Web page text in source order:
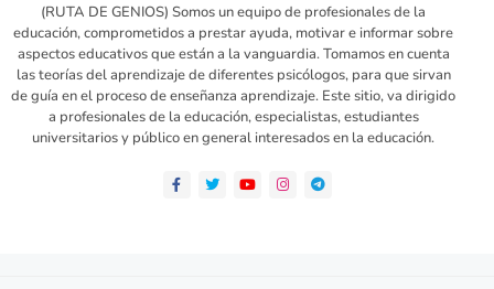
(RUTA DE GENIOS) Somos un equipo de profesionales de la
educación, comprometidos a prestar ayuda, motivar e informar sobre
aspectos educativos que están a la vanguardia. Tomamos en cuenta
las teorías del aprendizaje de diferentes psicólogos, para que sirvan
de guía en el proceso de enseñanza aprendizaje. Este sitio, va dirigido
a profesionales de la educación, especialistas, estudiantes
universitarios y público en general interesados en la educación.